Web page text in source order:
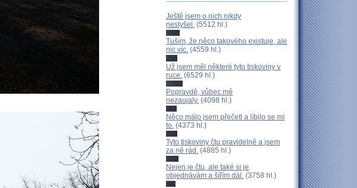
Ještě jsem o nich nikdy
neslyšel. (5512 hl.)
Tuším, že něco takového existuje, ale
nic víc. (4559 hl.)
Už jsem měl některé tyto tiskoviny v
ruce. (6529 hl.)
Popravdě, vůbec mě
nezaujaly. (4098 hl.)
Něco málo jsem přečetl a líbilo se mi
to. (4373 hl.)
Tyto tiskoviny čtu pravidelně a jsem
za ně rád. (4885 hl.)
Nejen je čtu, ale také si je
objednávám a šířím dál. (3758 hl.)